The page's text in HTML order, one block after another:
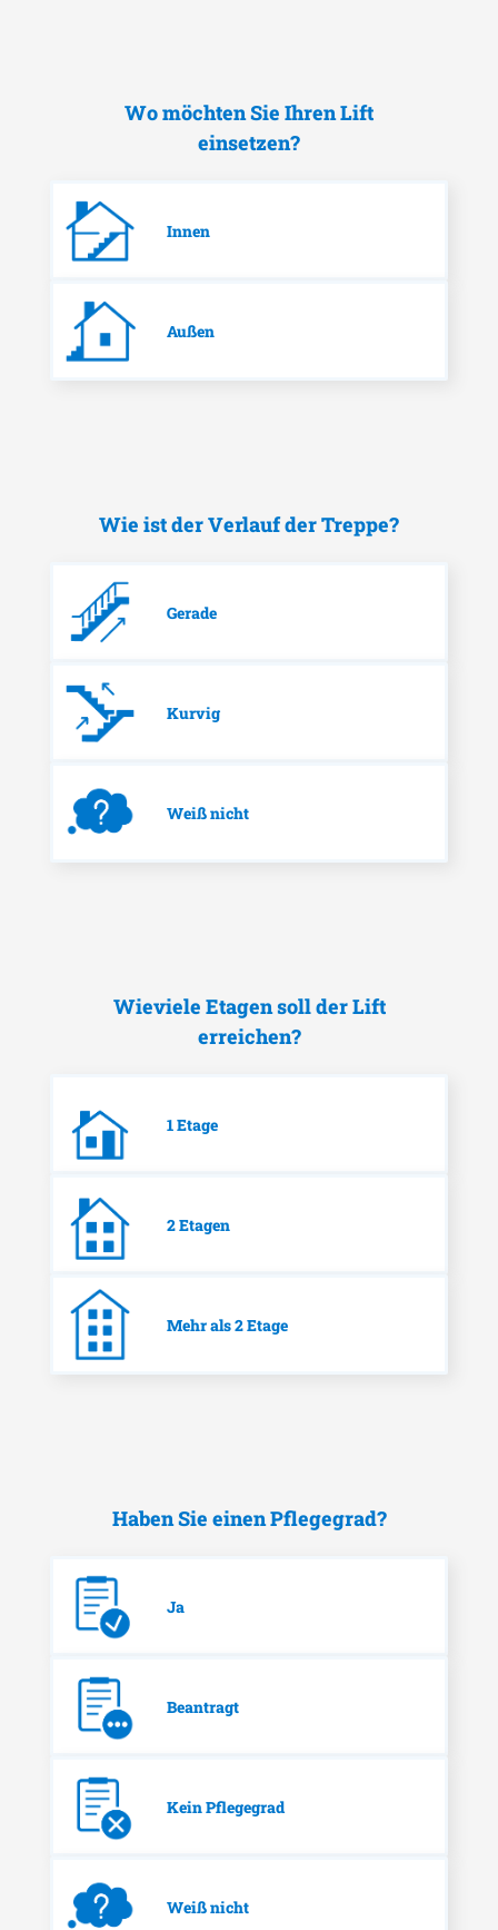
Wo möchten Sie Ihren Lift
einsetzen?
Innen
Außen
Wie ist der Verlauf der Treppe?
Gerade
Kurvig
Weiß nicht
Wieviele Etagen soll der Lift
erreichen?
1 Etage
2 Etagen
Mehr als 2 Etage
Haben Sie einen Pflegegrad?
Ja
Beantragt
Kein Pflegegrad
Weiß nicht